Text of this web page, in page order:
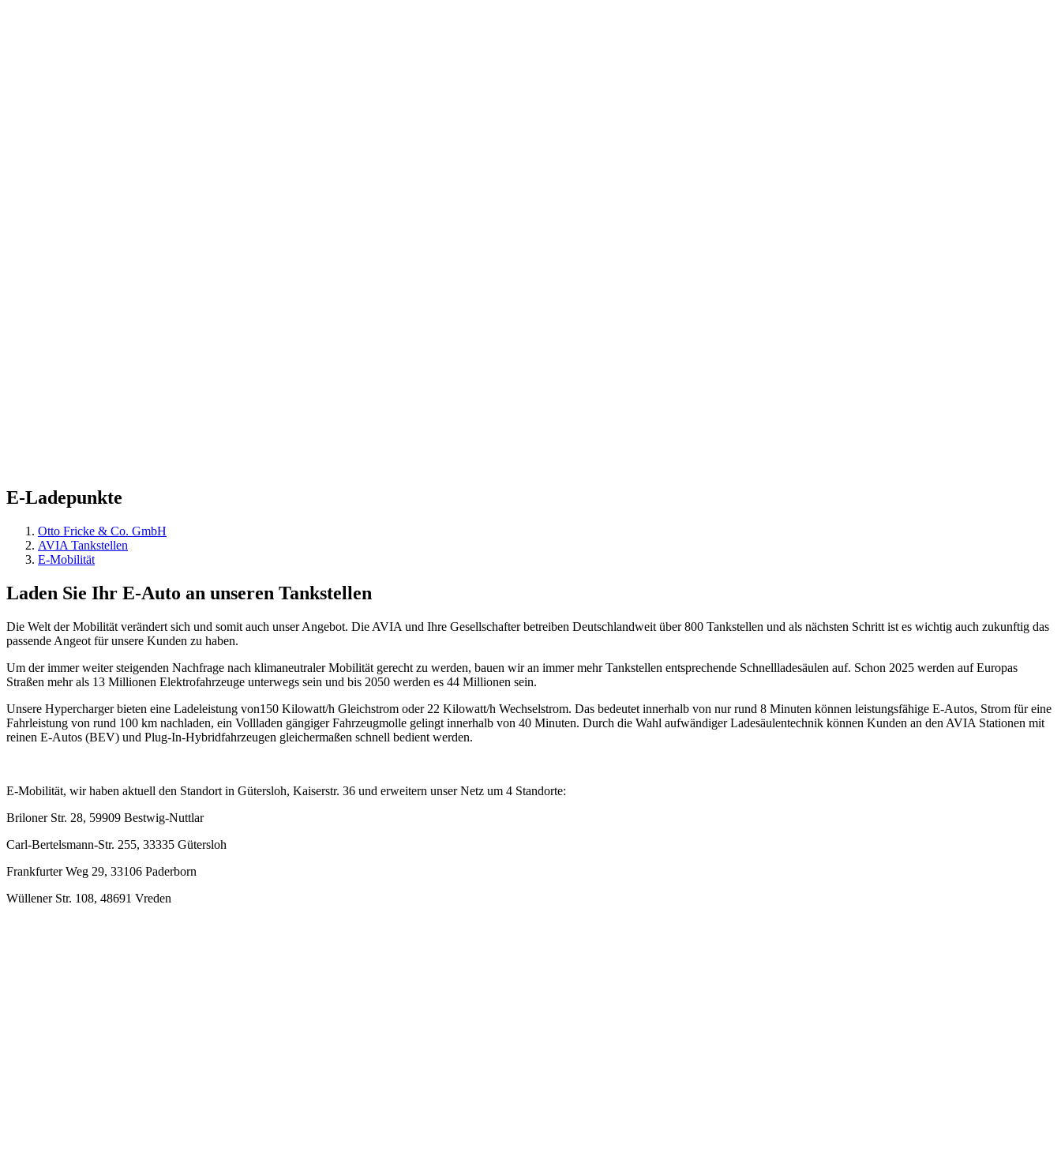
E-Ladepunkte
Otto Fricke & Co. GmbH
AVIA Tankstellen
E-Mobilität
Laden Sie Ihr E-Auto an unseren Tankstellen
Die Welt der Mobilität verändert sich und somit auch unser Angebot. Die AVIA und Ihre Gesellschafter betreiben Deutschlandweit über 800 Tankstellen und als nächsten Schritt ist es wichtig auch zukunftig das
passende Angeot für unsere Kunden zu haben.
Um der immer weiter steigenden Nachfrage nach klimaneutraler Mobilität gerecht zu werden, bauen wir an immer mehr Tankstellen entsprechende Schnellladesäulen auf. Schon 2025 werden auf Europas
Straßen mehr als 13 Millionen Elektrofahrzeuge unterwegs sein und bis 2050 werden es 44 Millionen sein.
Unsere Hypercharger bieten eine Ladeleistung von150 Kilowatt/h Gleichstrom oder 22 Kilowatt/h Wechselstrom. Das bedeutet innerhalb von nur rund 8 Minuten können leistungsfähige E-Autos, Strom für eine
Fahrleistung von rund 100 km nachladen, ein Vollladen gängiger Fahrzeugmolle gelingt innerhalb von 40 Minuten. Durch die Wahl aufwändiger Ladesäulentechnik können Kunden an den AVIA Stationen mit
reinen E-Autos (BEV) und Plug-In-Hybridfahrzeugen gleichermaßen schnell bedient werden.
E-Mobilität, wir haben aktuell den Standort in Gütersloh, Kaiserstr. 36 und erweitern unser Netz um 4 Standorte:
Briloner Str. 28, 59909 Bestwig-Nuttlar
Carl-Bertelsmann-Str. 255, 33335 Gütersloh
Frankfurter Weg 29, 33106 Paderborn
Wüllener Str. 108, 48691 Vreden